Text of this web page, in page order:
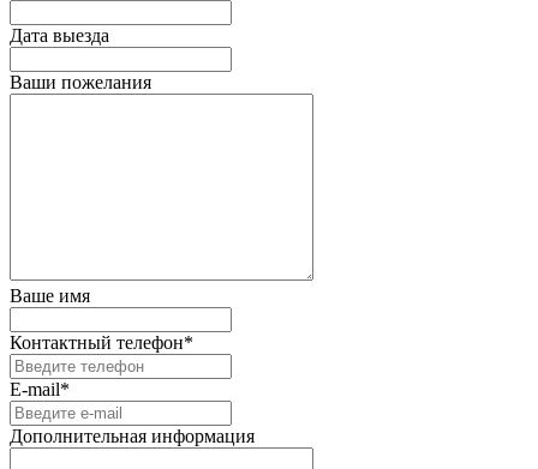
Дата выезда
Ваши пожелания
Ваше имя
Контактный телефон*
E-mail*
Дополнительная информация